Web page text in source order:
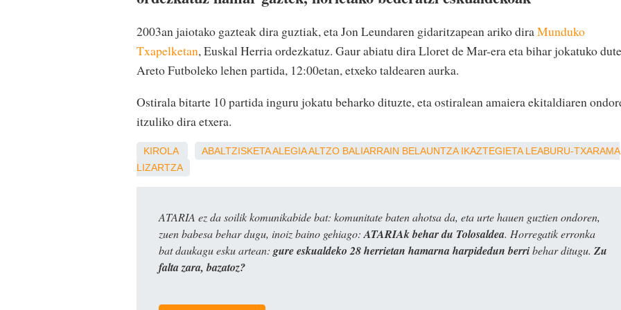
2003an jaiotako gazteak dira guztiak, eta Jon Leundaren gidaritzapean ariko diraMunduko
Txapelketan, Euskal Herria ordezkatuz. Gaur abiatu dira Lloret de Mar-era eta bihar jokatuko dute
Areto Futboleko lehen partida, 12:00etan, etxeko taldearen aurka.
Ostirala bitarte 10 partida inguru jokatu beharko dituzte, eta ostiralean amaiera ekitaldiaren
itzuliko dira etxera.
KIROLA ABALTZISKETAALEGIAALTZO BALIARRAIN BELAUNTZA IKAZTEGIETA LEABURU-TXARAMA
LIZARTZA
ATARIA ez da soilik komunikabide bat: komunitate baten ahotsa da, eta urte hauen guztien ondoren,
zuen babesa behar dugu, inoiz baino gehiago: ATARIAk behar du Tolosaldea. Horregatik erronka
bat daukagu esku artean: gure eskualdeko 28 herrietan hamarna harpidedun berribehar ditugu. Zu
falta zara, bazatoz?